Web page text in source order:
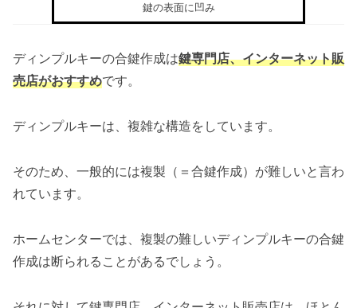
鍵の表面に凹み
ディンプルキーの合鍵作成は鍵専門店、インターネット販
売店がおすすめです。
ディンプルキーは、複雑な構造をしています。
そのため、一般的には複製（＝合鍵作成）が難しいと言わ
れています。
ホームセンターでは、複製の難しいディンプルキーの合鍵
作成は断られることがあるでしょう。